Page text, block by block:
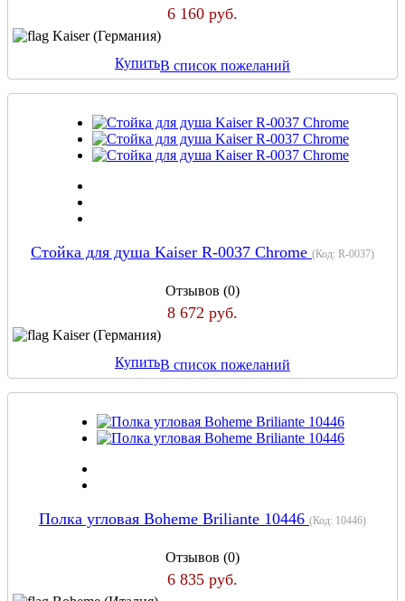
6 160 руб.
Kaiser (Германия)
КупитьВ список пожеланий
Стойка для душа Kaiser R-0037 Chrome (Код: R-0037)
Отзывов (0)
8 672 руб.
Kaiser (Германия)
КупитьВ список пожеланий
Полка угловая Boheme Briliante 10446 (Код: 10446)
Отзывов (0)
6 835 руб.